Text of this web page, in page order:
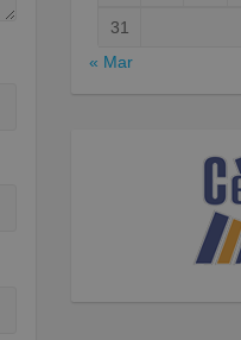
31
« Mar